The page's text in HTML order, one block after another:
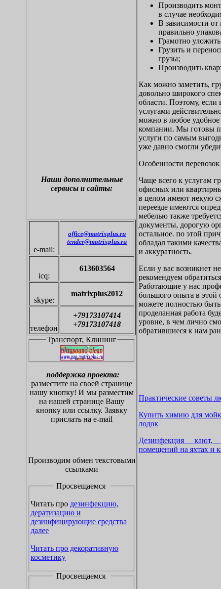
Наши дополнительные
сервисы и сайты:
e-mail:
office@matrixplus.ru
tender@matrixplus.ru
icq:
613603564
skype:
matrixplus2012
телефон
+79173107414
+79173107418
Транспорт, Клининг
поддержка проекта:
разместите на своей странице
нашу кнопку! И мы разместим
на нашей странице Вашу
кнопку или ссылку. Заявку
прислать на e-mail
Производим обмен текстовыми
ссылками
Просвещаемся
Читать про дезинфекцию,
дератизацию и
дезинфицирующие средства
далее
Читать про декоративную
косметику
Просвещаемся
Производить
в случае
В зависимости от
правильно
Грамотно
Грузить и
грузы;
Производить
Как можно заметить,
довольно широкого
области. Поэтому, если
услугами
можно в любое удобное
компании. Мы готовы
услуги по самым
уже давно смогли
Особенности перевозок
Чаще всего к услугам
офисных или
в целом имеют некую
переезде имеются
мебелью также
документы, дорогую
остальное. по этой
обладал такими
и аккуратность.
Если у вас возникнет
рекомендуем
Работающие у нас
большого опыта в
можете полностью
проделанная работа
уровне, в чем лично
обратившиеся к нам
Практические советы
Купить химию для
лодок
Дезинфекция кают,
помещений на яхтах и